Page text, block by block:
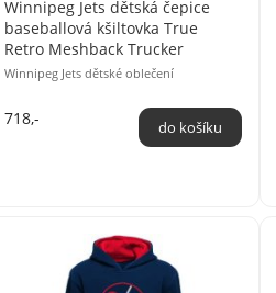
Winnipeg Jets dětská čepice
baseballová kšiltovka True
Retro Meshback Trucker
Winnipeg Jets dětské oblečení
718,-